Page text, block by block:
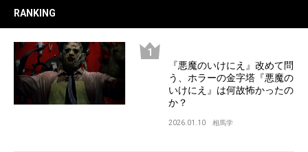
RANKING
『悪魔のいけにえ』改めて問
う、ホラーの金字塔『悪魔の
いけにえ』は何故怖かったの
か？
2026.01.10 相馬学